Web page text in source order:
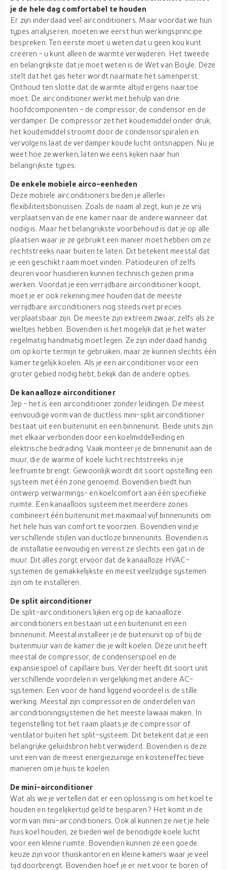
je de hele dag comfortabel te houden
Er zijn inderdaad veel airconditioners. Maar voordat we hun
types analyseren, moeten we eerst hun werkingsprincipe
bespreken. Ten eerste moet u weten dat u geen kou kunt
creëren - u kunt alleen de warmte verwijderen. Het tweede
en belangrijkste dat je moet weten is de Wet van Boyle. Deze
stelt dat het gas heter wordt naarmate het samenperst.
Onthoud ten slotte dat de warmte altijd ergens naartoe
moet. De airconditioner werkt met behulp van drie
hoofdcomponenten - de compressor, de condensor en de
verdamper. De compressor zet het koudemiddel onder druk,
het koudemiddel stroomt door de condensorspiralen en
vervolgens laat de verdamper koude lucht ontsnappen. Nu je
weet hoe ze werken, laten we eens kijken naar hun
belangrijkste types.
De enkele mobiele airco-eenheden
Deze mobiele airconditioners bieden je allerlei
flexibiliteitsbonussen. Zoals de naam al zegt, kun je ze vrij
verplaatsen van de ene kamer naar de andere wanneer dat
nodig is. Maar het belangrijkste voorbehoud is dat je op alle
plaatsen waar je ze gebruikt een manier moet hebben om ze
rechtstreeks naar buiten te laten. Dit betekent meestal dat
je een geschikt raam moet vinden. Patiodeuren of zelfs
deuren voor huisdieren kunnen technisch gezien prima
werken. Voordat je een verrijdbare airconditioner koopt,
moet je er ook rekening mee houden dat de meeste
verrijdbare airconditioners nog steeds niet precies
verplaatsbaar zijn. De meeste zijn extreem zwaar, zelfs als ze
wieltjes hebben. Bovendien is het mogelijk dat je het water
regelmatig handmatig moet legen. Ze zijn inderdaad handig
om op korte termijn te gebruiken, maar ze kunnen slechts één
kamer tegelijk koelen. Als je een airconditioner voor een
groter gebied nodig hebt, bekijk dan de andere opties.
De kanaalloze airconditioner
Jep - het is een airconditioner zonder leidingen. De meest
eenvoudige vorm van de ductless mini-split airconditioner
bestaat uit een buitenunit en een binnenunit. Beide units zijn
met elkaar verbonden door een koelmiddelleiding en
elektrische bedrading. Vaak monteer je de binnenunit aan de
muur, die de warme of koele lucht rechtstreeks in je
leefruimte brengt. Gewoonlijk wordt dit soort opstelling een
systeem met één zone genoemd. Bovendien biedt hun
ontwerp verwarmings- en koelcomfort aan één specifieke
ruimte. Een kanaalloos systeem met meerdere zones
combineert één buitenunit met maximaal vijf binnenunits om
het hele huis van comfort te voorzien. Bovendien vind je
verschillende stijlen van ductloze binnenunits. Bovendien is
de installatie eenvoudig en vereist ze slechts een gat in de
muur. Dit alles zorgt ervoor dat de kanaalloze HVAC-
systemen de gemakkelijkste en meest veelzijdige systemen
zijn om te installeren.
De split airconditioner
De split-airconditioners lijken erg op de kanaalloze
airconditioners en bestaan uit een buitenunit en een
binnenunit. Meestal installeer je de buitenunit op of bij de
buitenmuur van de kamer die je wilt koelen. Deze unit heeft
meestal de compressor, de condenserspoel en de
expansiespoel of capillaire buis. Verder heeft dit soort unit
verschillende voordelen in vergelijking met andere AC-
systemen. Een voor de hand liggend voordeel is de stille
werking. Meestal zijn compressoren de onderdelen van
airconditioningsystemen die het meeste lawaai maken. In
tegenstelling tot het raam plaats je de compressor of
ventilator buiten het split-systeem. Dit betekent dat je een
belangrijke geluidsbron hebt verwijderd. Bovendien is deze
unit een van de meest energiezuinige en kosteneffectieve
manieren om je huis te koelen.
De mini-airconditioner
Wat als we je vertellen dat er een oplossing is om het koel te
houden en tegelijkertijd geld te besparen? Het komt in de
vorm van mini-airconditioners. Ook al kunnen ze niet je hele
huis koel houden, ze bieden wel de benodigde koele lucht
voor een kleine ruimte. Bovendien kunnen ze een goede
keuze zijn voor thuiskantoren en kleine kamers waar je veel
tijd doorbrengt. Bovendien hoef je er niet voor te boren of